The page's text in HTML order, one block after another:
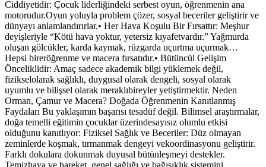
Ciddiyetidir: Çocuk liderliğindeki serbest oyun, öğrenmenin ana
motorudur.Oyun yoluyla problem çözer, sosyal beceriler geliştirir ve
dünyayı anlamlandırırlar.• Her Hava Koşulu Bir Fırsattır: Meşhur
deyişleriyle “Kötü hava yoktur, yetersiz kıyafetvardır.” Yağmurda
oluşan gölcükler, karda kaymak, rüzgarda uçurtma uçurmak…
Hepsi bireröğrenme ve macera fırsatıdır.• Bütüncül Gelişim
Önceliklidir: Amaç sadece akademik bilgi yüklemek değil,
fizikselolarak sağlıklı, duygusal olarak dengeli, sosyal olarak
uyumlu ve bilişsel olarak meraklıbireyler yetiştirmektir. Neden
Orman, Çamur ve Macera? Doğada Öğrenmenin Kanıtlanmış
Faydaları Bu yaklaşımın başarısı tesadüf değil. Bilimsel araştırmalar,
doğa temelli eğitimin çocuklar üzerindesayısız olumlu etkisi
olduğunu kanıtlıyor: Fiziksel Sağlık ve Beceriler: Düz olmayan
zeminlerde koşmak, tırmanmak dengeyi vekoordinasyonu geliştirir.
Farklı dokulara dokunmak duyusal bütünleşmeyi destekler.
Temizhava ve hareket, genel sağlığı ve bağışıklık sistemini